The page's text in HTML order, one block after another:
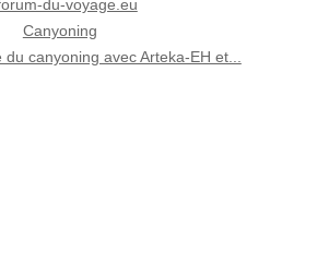
du-voyage.eu
Canyoning
canyoning avec Arteka-EH et...